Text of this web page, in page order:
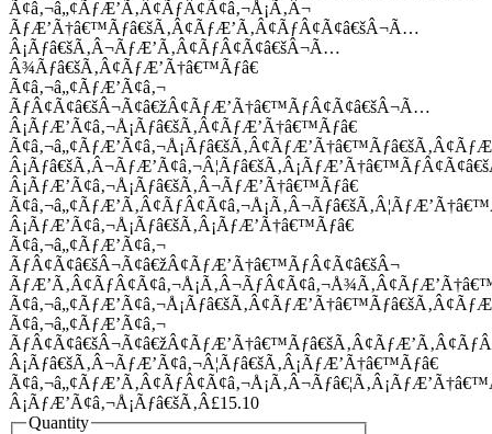
Ã¢â‚¬â„¢ÃƒÆ’Ã‚Â¢ÃƒÂ¢Ã¢â‚¬Å¡Ã‚Â¬
ÃƒÆ’Ã†â€™Ãƒâ€šÃ‚Â¢ÃƒÆ’Ã‚Â¢ÃƒÂ¢Ã¢â€šÂ¬Ã…
Â¡Ãƒâ€šÃ‚Â¬ÃƒÆ’Ã‚Â¢ÃƒÂ¢Ã¢â€šÂ¬Ã…
Â¾Ãƒâ€šÃ‚Â¢ÃƒÆ’Ã†â€™Ãƒâ€
Ã¢â‚¬â„¢ÃƒÆ’Ã¢â‚¬
ÃƒÂ¢Ã¢â€šÂ¬Ã¢â€žÂ¢ÃƒÆ’Ã†â€™ÃƒÂ¢Ã¢â€šÂ¬Ã…
Â¡ÃƒÆ’Ã¢â‚¬Å¡Ãƒâ€šÃ‚Â¢ÃƒÆ’Ã†â€™Ãƒâ€
Â¡ÃƒÆ’Ã¢â‚¬Å¡Ãƒâ€šÃ‚Â¬ÃƒÆ’Ã†â€™Ãƒâ€
Â¡ÃƒÆ’Ã¢â‚¬Å¡Ãƒâ€šÃ‚Â¡ÃƒÆ’Ã†â€™Ãƒâ€
Ã¢â‚¬â„¢ÃƒÆ’Ã¢â‚¬
ÃƒÂ¢Ã¢â€šÂ¬Ã¢â€žÂ¢ÃƒÆ’Ã†â€™ÃƒÂ¢Ã¢â€šÂ¬
Ã¢â‚¬â„¢ÃƒÆ’Ã¢â‚¬
Â¡Ãƒâ€šÃ‚Â¬ÃƒÆ’Ã¢â‚¬Â¦Ãƒâ€šÃ‚Â¡ÃƒÆ’Ã†â€™Ãƒâ€
Â¡ÃƒÆ’Ã¢â‚¬Å¡Ãƒâ€šÃ‚Â£15.10
Quantity